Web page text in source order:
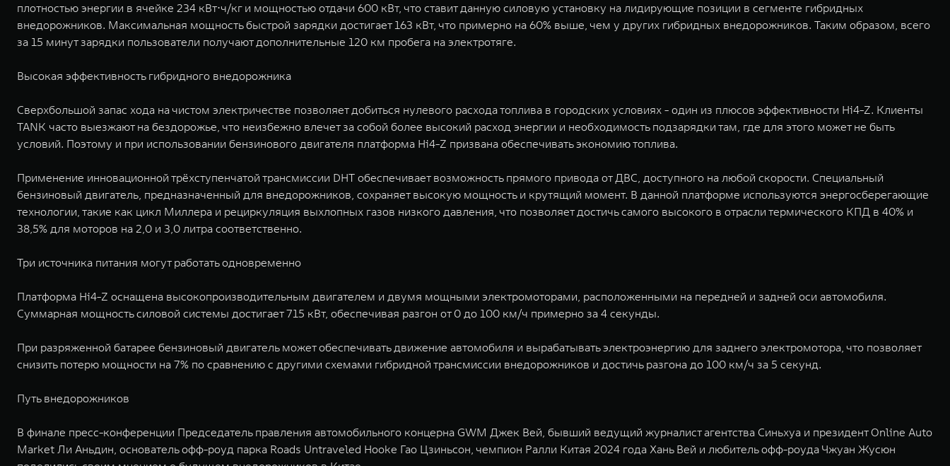
плотностью энергии в ячейке 234 кВт⋅ч/кг и мощностью отдачи 600 кВт, что ставит данную силовую установку на лидирующие позиции в сегменте гибридных
внедорожников. Максимальная мощность быстрой зарядки достигает 163 кВт, что примерно на 60% выше, чем у других гибридных внедорожников. Таким образом, всего
за 15 минут зарядки пользователи получают дополнительные 120 км пробега на электротяге.
Высокая эффективность гибридного внедорожника
Сверхбольшой запас хода на чистом электричестве позволяет добиться нулевого расхода топлива в городских условиях - один из плюсов эффективности Hi4-Z. Клиенты
TANK часто выезжают на бездорожье, что неизбежно влечет за собой более высокий расход энергии и необходимость подзарядки там, где для этого может не быть
условий. Поэтому и при использовании бензинового двигателя платформа Hi4-Z призвана обеспечивать экономию топлива.
Применение инновационной трёхступенчатой трансмиссии DHT обеспечивает возможность прямого привода от ДВС, доступного на любой скорости. Специальный
бензиновый двигатель, предназначенный для внедорожников, сохраняет высокую мощность и крутящий момент. В данной платформе используются энергосберегающие
технологии, такие как цикл Миллера и рециркуляция выхлопных газов низкого давления, что позволяет достичь самого высокого в отрасли термического КПД в 40% и
38,5% для моторов на 2,0 и 3,0 литра соответственно.
Три источника питания могут работать одновременно
Платформа Hi4-Z оснащена высокопроизводительным двигателем и двумя мощными электромоторами, расположенными на передней и задней оси автомобиля.
Суммарная мощность силовой системы достигает 715 кВт, обеспечивая разгон от 0 до 100 км/ч примерно за 4 секунды.
При разряженной батарее бензиновый двигатель может обеспечивать движение автомобиля и вырабатывать электроэнергию для заднего электромотора, что позволяет
снизить потерю мощности на 7% по сравнению с другими схемами гибридной трансмиссии внедорожников и достичь разгона до 100 км/ч за 5 секунд.
Путь внедорожников
В финале пресс-конференции Председатель правления автомобильного концерна GWM Джек Вей, бывший ведущий журналист агентства Синьхуа и президент Online Auto
Market Ли Аньдин, основатель офф-роуд парка Roads Untraveled Hooke Гао Цзиньсон, чемпион Ралли Китая 2024 года Хань Вей и любитель офф-роуда Чжуан Жусюн